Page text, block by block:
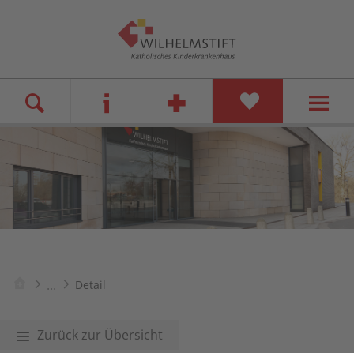
... Detail
Zurück zur Übersicht